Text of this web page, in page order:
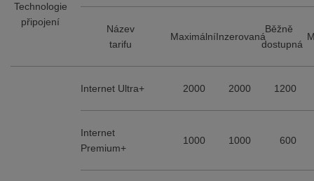
Technologie
připojení
Název
tarifu
MaximálníInzerovaná
Běžně
dostupná
Internet Ultra+ 2000 2000 1200
Internet
Premium+
1000 1000 600